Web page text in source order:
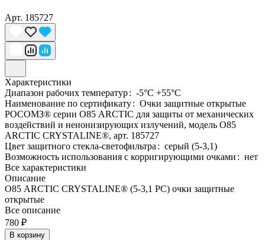
Арт. 185727
Характеристики
Диапазон рабочих температур: -5°C +55°C
Наименование по сертификату: Очки защитные открытые
РОСОМЗ® серии О85 ARCTIС для защиты от механических
воздействий и неионизирующих излучений, модель О85
ARCTIC CRYSTALINE®, арт. 185727
Цвет защитного стекла-светофильтра: серый (5-3,1)
Возможность использования с корригирующими очками: нет
Все характеристики
Описание
О85 ARCTIС CRYSTALINE® (5-3,1 PC) очки защитные
открытые
Все описание
780 ₽
В корзину